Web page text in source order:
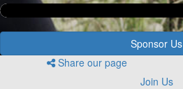
Sponsor Us
Share our page
Join Us